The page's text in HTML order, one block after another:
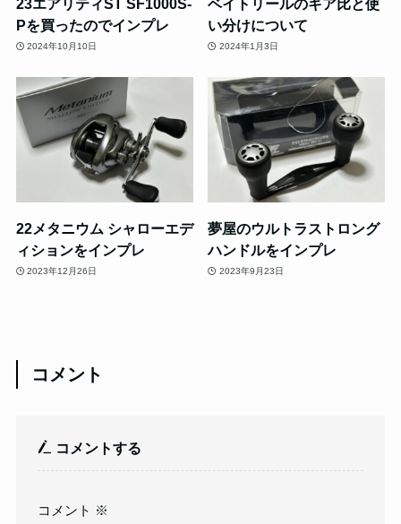
23エアリティST SF1000S-
Pを買ったのでインプレ
2024年10月10日
ベイトリールのギア比と使
い分けについて
2024年1月3日
22メタニウム シャローエデ
ィションをインプレ
2023年12月26日
夢屋のウルトラストロング
ハンドルをインプレ
2023年9月23日
コメント
コメントする
コメント ※